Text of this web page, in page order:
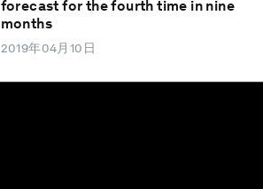
forecast for the fourth time in nine
months
2019年04月10日